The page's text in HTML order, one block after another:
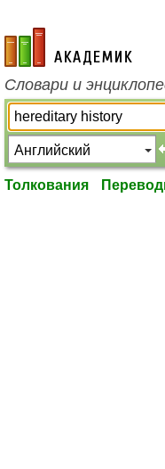
academic.ru
Словари и
Толкования